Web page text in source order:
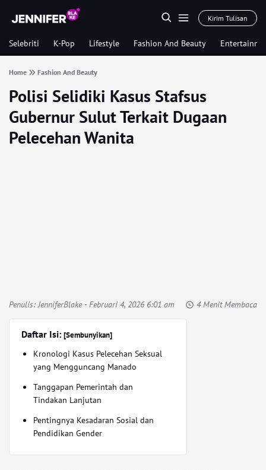
Kirim Tulisan
Selebriti K-Pop Lifestyle Fashion And Beauty
Home Fashion And Beauty
Polisi Selidiki Kasus Stafsus
Gubernur Sulut Terkait Dugaan
Pelecehan Wanita
Penulis:JenniferBlake- Februari 4, 2026 6:01 am 4 Menit Membaca
Daftar Isi: [Sembunyikan]
Kronologi Kasus Pelecehan Seksual
yang Mengguncang Manado
Tanggapan Pemerintah dan
Tindakan Lanjutan
Pentingnya Kesadaran Sosial dan
Pendidikan Gender